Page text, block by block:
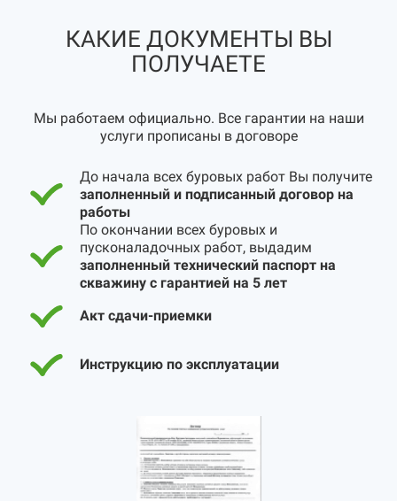
КАКИЕ ДОКУМЕНТЫ ВЫ
ПОЛУЧАЕТЕ
Мы работаем официально. Все гарантии на наши
услуги прописаны в договоре
До начала всех буровых работ Вы получите
заполненный и подписанный договор на
работы
По окончании всех буровых и
пусконаладочных работ, выдадим
заполненный технический паспорт на
скважину с гарантией на 5 лет
Акт сдачи-приемки
Инструкцию по эксплуатации